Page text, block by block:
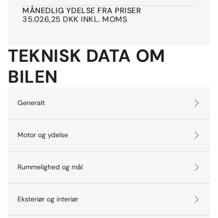
MÅNEDLIG YDELSE FRA PRISER
35.026,25 DKK INKL. MOMS
TEKNISK DATA OM
BILEN
Generalt
Motor og ydelse
Rummelighed og mål
Eksteriør og interiør